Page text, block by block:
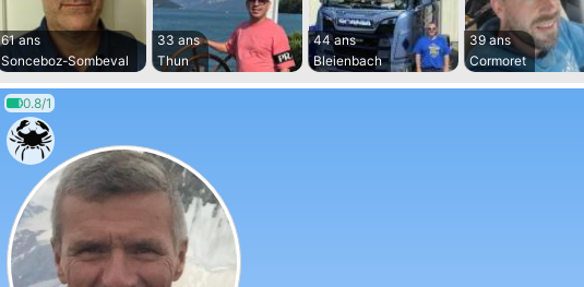
61 ans
Sonceboz-Sombeval
33 ans
Thun
44 ans
Bleienbach
39 ans
Cormoret
0.8/1